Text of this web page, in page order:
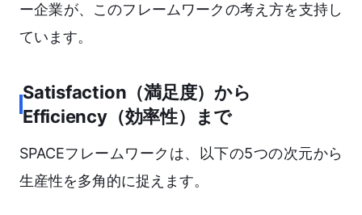
ー企業が、このフレームワークの考え方を支持し
ています。
Satisfaction（満足度）から
Efficiency（効率性）まで
SPACEフレームワークは、以下の5つの次元から
生産性を多角的に捉えます。